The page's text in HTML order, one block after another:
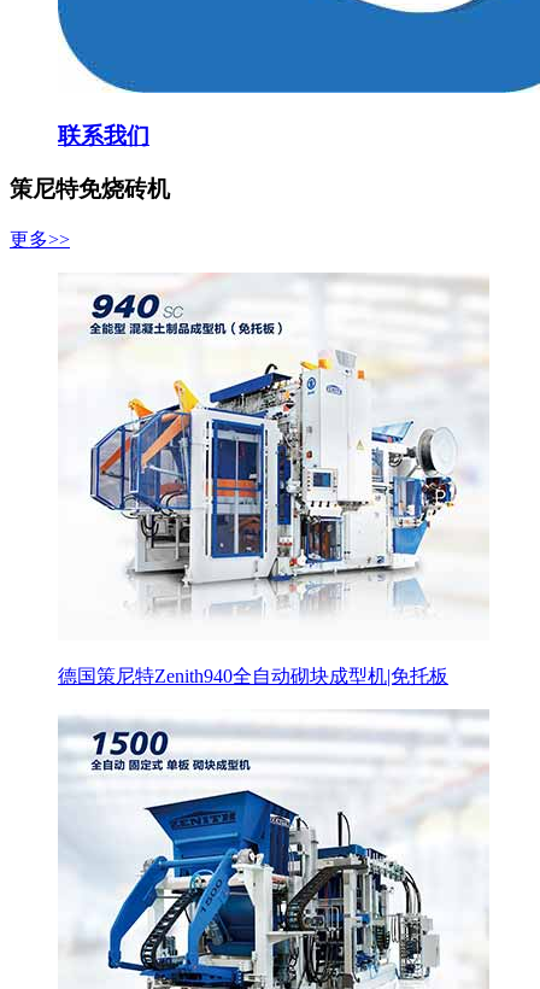
联系我们
策尼特免烧砖机
更多>>
德国策尼特Zenith940全自动砌块成型机|免托板